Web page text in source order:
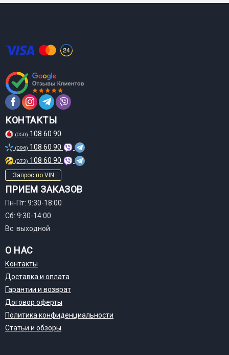
КОНТАКТЫ
(050) 108 60 90
(096) 108 60 90
(073) 108 60 90
Запрос по VIN
ПРИЕМ ЗАКАЗОВ
Пн-Пт: 9:30-18:00
Сб: 9:30-14:00
Вс: выходной
О НАС
Контакты
Доставка и оплата
Гарантии и возврат
Договор оферты
Политика конфиденциальности
Статьи и обзоры